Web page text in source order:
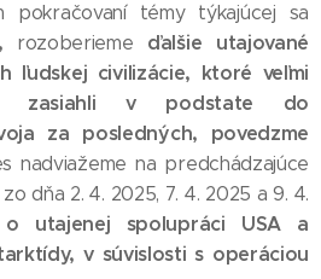
témy týkajúcej sa
rozoberieme ďalšie utajované
ľudskej civilizácie, ktoré veľmi
zasiahli v podstate do
za posledných, povedzme
nadviažeme na predchádzajúce
dňa 2. 4. 2025, 7. 4. 2025 a 9. 4.
o utajenej spolupráci USA a
v súvislosti s operáciou